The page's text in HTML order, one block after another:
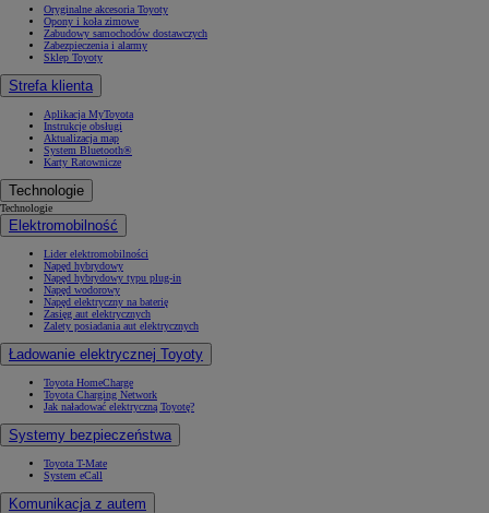
Oryginalne akcesoria Toyoty
Opony i koła zimowe
Zabudowy samochodów dostawczych
Zabezpieczenia i alarmy
Sklep Toyoty
Strefa klienta
Aplikacja MyToyota
Instrukcje obsługi
Aktualizacja map
System Bluetooth®
Karty Ratownicze
Technologie
Technologie
Elektromobilność
Lider elektromobilności
Napęd hybrydowy
Napęd hybrydowy typu plug-in
Napęd wodorowy
Napęd elektryczny na baterię
Zasięg aut elektrycznych
Zalety posiadania aut elektrycznych
Ładowanie elektrycznej Toyoty
Toyota HomeCharge
Toyota Charging Network
Jak naładować elektryczną Toyotę?
Systemy bezpieczeństwa
Toyota T-Mate
System eCall
Komunikacja z autem